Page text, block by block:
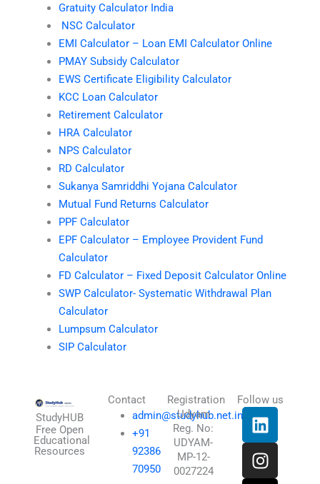
Gratuity Calculator India
NSC Calculator
EMI Calculator – Loan EMI Calculator Online
PMAY Subsidy Calculator
EWS Certificate Eligibility Calculator
KCC Loan Calculator
Retirement Calculator
HRA Calculator
NPS Calculator
RD Calculator
Sukanya Samriddhi Yojana Calculator
Mutual Fund Returns Calculator
PPF Calculator
EPF Calculator – Employee Provident Fund
Calculator
FD Calculator – Fixed Deposit Calculator Online
SWP Calculator- Systematic Withdrawal Plan
Calculator
Lumpsum Calculator
SIP Calculator
StudyHUB
Free Open
Educational
Resources
Contact
admin@studyhub.net.in
+91
92386
70950
Registration
Udyam
Reg. No:
UDYAM-
MP-12-
0027224
Follow us
L
i
n
k
I
n
s
t
T
h
r
e
X
-
t
w